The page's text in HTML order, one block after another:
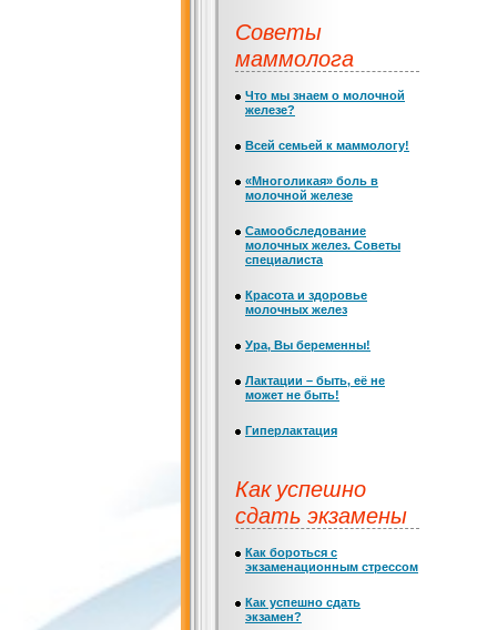
Советы
маммолога
Что мы знаем о молочной
железе?
Всей семьей к маммологу!
«Многоликая» боль в
молочной железе
Самообследование
молочных желез. Советы
специалиста
Красота и здоровье
молочных желез
Ура, Вы беременны!
Лактации – быть, её не
может не быть!
Гиперлактация
Как успешно
сдать экзамены
Как бороться с
экзаменационным стрессом
Как успешно сдать
экзамен?